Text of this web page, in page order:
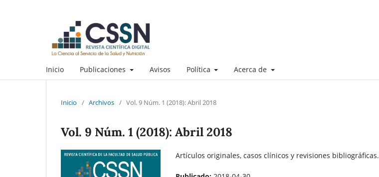
Inicio Publicaciones Avisos Política Acerca de
Inicio / Archivos / Vol. 9 Núm. 1 (2018): Abril 2018
Vol. 9 Núm. 1 (2018): Abril 2018
Artículos originales, casos clínicos y revisiones bibliográficas.